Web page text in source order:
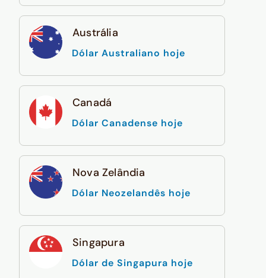
Austrália
Dólar Australiano hoje
Canadá
Dólar Canadense hoje
Nova Zelândia
Dólar Neozelandês hoje
Singapura
Dólar de Singapura hoje